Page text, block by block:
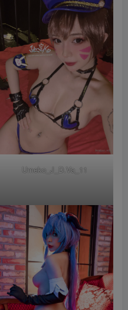
Umeko_J_D.Va_11